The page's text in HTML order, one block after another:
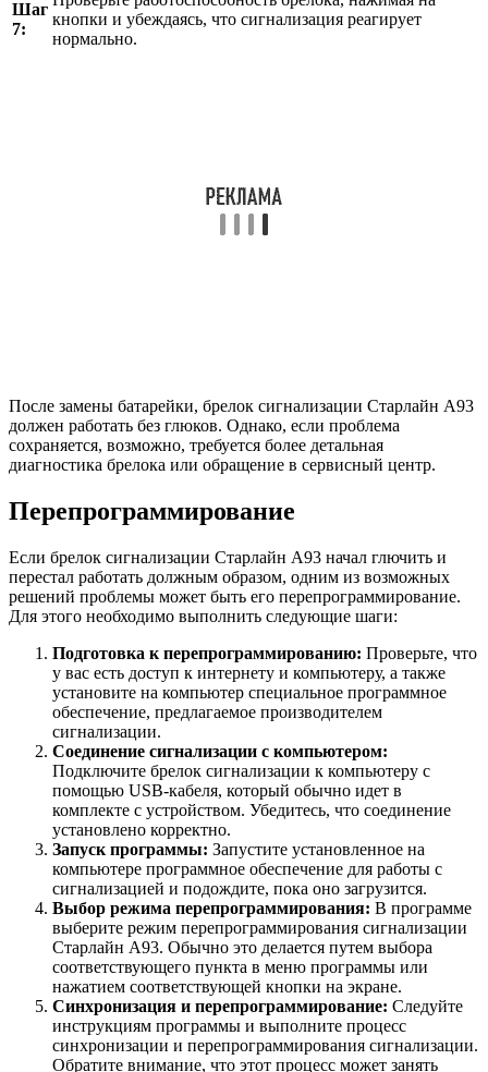
Шаг
7:
кнопки и убеждаясь, что сигнализация реагирует
нормально.
После замены батарейки, брелок сигнализации Старлайн А93
должен работать без глюков. Однако, если проблема
сохраняется, возможно, требуется более детальная
диагностика брелока или обращение в сервисный центр.
Перепрограммирование
Если брелок сигнализации Старлайн А93 начал глючить и
перестал работать должным образом, одним из возможных
решений проблемы может быть его перепрограммирование.
Для этого необходимо выполнить следующие шаги:
Подготовка к перепрограммированию: Проверьте, что
у вас есть доступ к интернету и компьютеру, а также
установите на компьютер специальное программное
обеспечение, предлагаемое производителем
сигнализации.
Соединение сигнализации с компьютером:
Подключите брелок сигнализации к компьютеру с
помощью USB-кабеля, который обычно идет в
комплекте с устройством. Убедитесь, что соединение
установлено корректно.
Запуск программы: Запустите установленное на
компьютере программное обеспечение для работы с
сигнализацией и подождите, пока оно загрузится.
Выбор режима перепрограммирования: В программе
выберите режим перепрограммирования сигнализации
Старлайн А93. Обычно это делается путем выбора
соответствующего пункта в меню программы или
нажатием соответствующей кнопки на экране.
Синхронизация и перепрограммирование: Следуйте
инструкциям программы и выполните процесс
синхронизации и перепрограммирования сигнализации.
Обратите внимание, что этот процесс может занять